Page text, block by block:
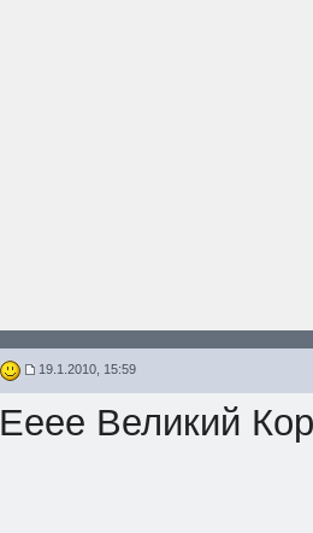
19.1.2010, 15:59
Ееее Великий